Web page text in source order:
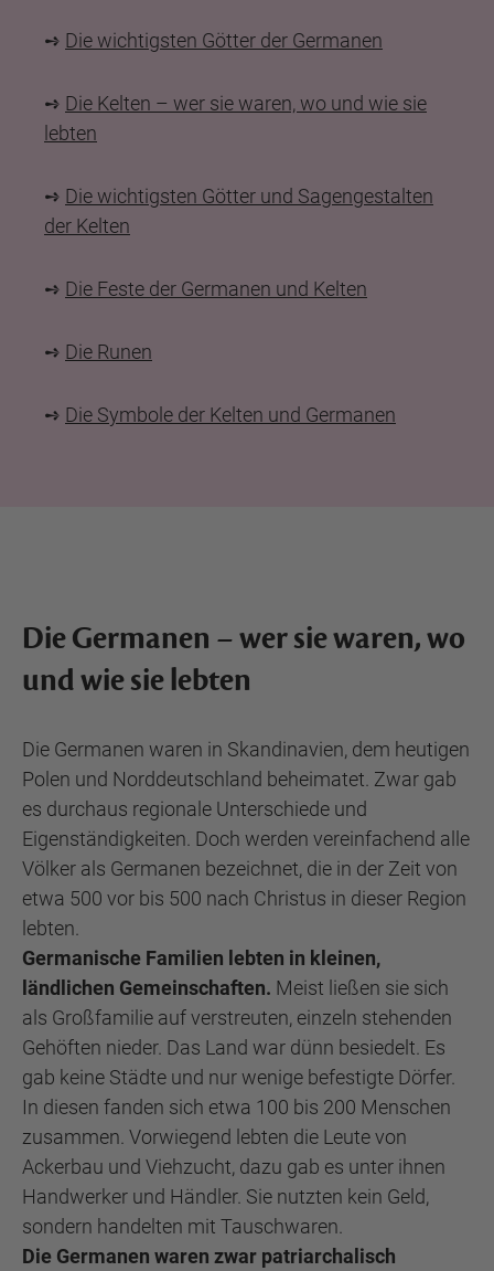
➺ Die wichtigsten Götter der Germanen
➺ Die Kelten – wer sie waren, wo und wie sie
lebten
➺ Die wichtigsten Götter und Sagengestalten
der Kelten
➺ Die Feste der Germanen und Kelten
➺ Die Runen
➺ Die Symbole der Kelten und Germanen
Die Germanen – wer sie waren, wo
und wie sie lebten
Die Germanen waren in Skandinavien, dem heutigen
Polen und Norddeutschland beheimatet. Zwar gab
es durchaus regionale Unterschiede und
Eigenständigkeiten. Doch werden vereinfachend alle
Völker als Germanen bezeichnet, die in der Zeit von
etwa 500 vor bis 500 nach Christus in dieser Region
lebten.
Germanische Familien lebten in kleinen,
ländlichen Gemeinschaften. Meist ließen sie sich
als Großfamilie auf verstreuten, einzeln stehenden
Gehöften nieder. Das Land war dünn besiedelt. Es
gab keine Städte und nur wenige befestigte Dörfer.
In diesen fanden sich etwa 100 bis 200 Menschen
zusammen. Vorwiegend lebten die Leute von
Ackerbau und Viehzucht, dazu gab es unter ihnen
Handwerker und Händler. Sie nutzten kein Geld,
sondern handelten mit Tauschwaren.
Die Germanen waren zwar patriarchalisch